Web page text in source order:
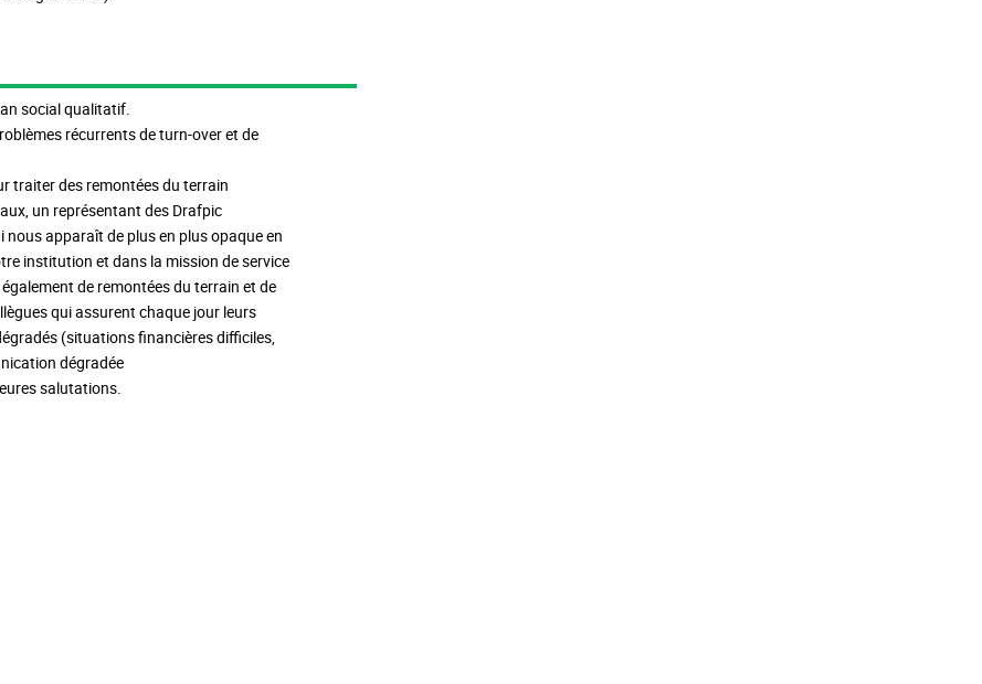
social qualitatif.
récurrents de turn-over et de
traiter des remontées du terrain
un représentant des Drafpic
apparaît de plus en plus opaque en
institution et dans la mission de service
de remontées du terrain et de
qui assurent chaque jour leurs
(situations financières difficiles,
dégradée
salutations.